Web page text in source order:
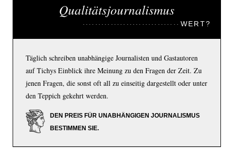
Qualitätsjournalismus
WERT?
Täglich schreiben unabhängige Journalisten und Gastautoren
auf Tichys Einblick ihre Meinung zu den Fragen der Zeit. Zu
jenen Fragen, die sonst oft all zu einseitig dargestellt oder unter
den Teppich gekehrt werden.
DEN PREIS FÜR UNABHÄNGIGEN JOURNALISMUS
BESTIMMEN SIE.